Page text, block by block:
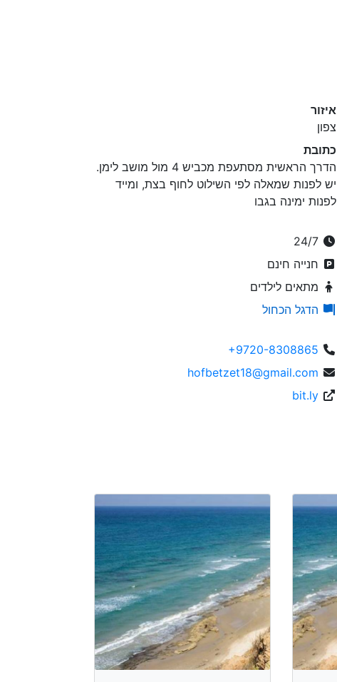
איזור
צפון
כתובת
הדרך הראשית מסתעפת מכביש 4 מול מושב לימן.
יש לפנות שמאלה לפי השילוט לחוף בצת, ומייד
לפנות ימינה בגבו
חנייה חינם
מתאים לילדים
הדגל הכחול
+9720-8308865
hofbetzet18@gmail.com
bit.ly